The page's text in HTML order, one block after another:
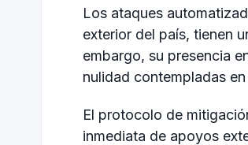
Los ataques
exterior del país, tienen
embargo, su presencia
nulidad contempladas
El protocolo de
inmediata de apoyos